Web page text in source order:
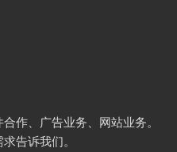
、广告业务、网站业务。
告诉我们。